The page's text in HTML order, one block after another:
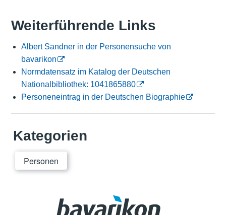
Weiterführende Links
Albert Sandner in der Personensuche von
bavarikon
Normdatensatz im Katalog der Deutschen
Nationalbibliothek: 1041865880
Personeneintrag in der Deutschen Biographie
Kategorien
Personen